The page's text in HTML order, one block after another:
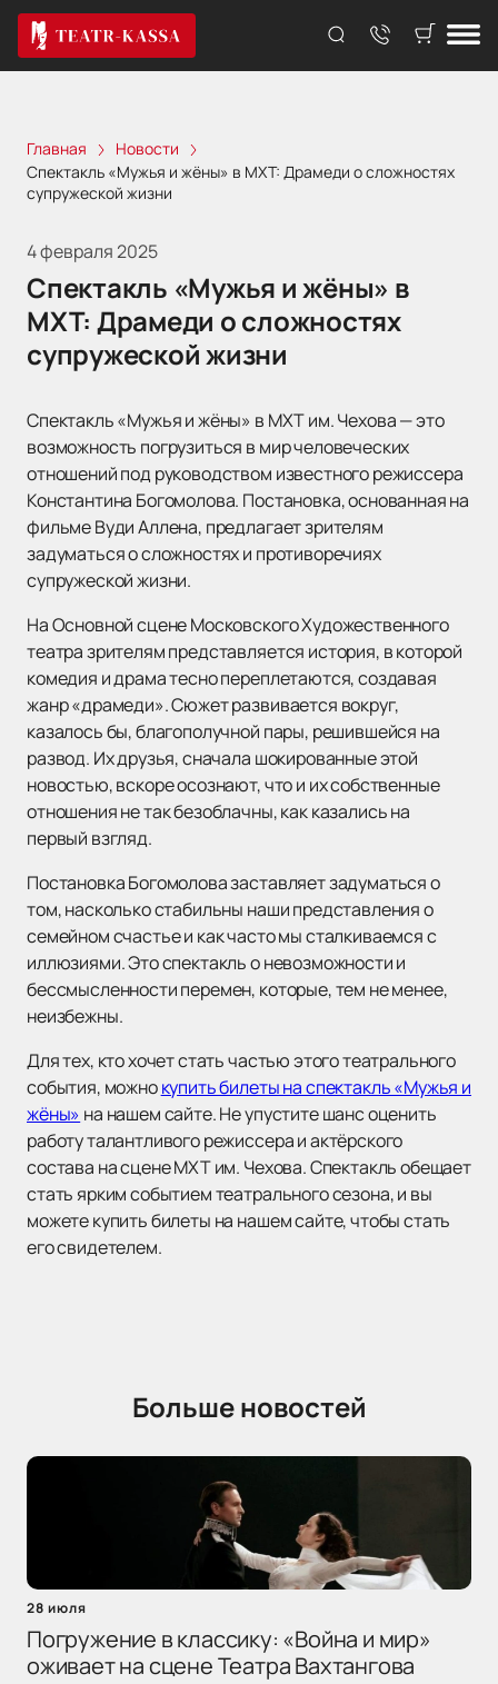
Главная
Новости
Спектакль «Мужья и жёны» в МХТ: Драмеди о сложностях
супружеской жизни
4 февраля 2025
Спектакль «Мужья и жёны» в
МХТ: Драмеди о сложностях
супружеской жизни
Спектакль «Мужья и жёны» в МХТ им. Чехова — это
возможность погрузиться в мир человеческих
отношений под руководством известного режиссера
Константина Богомолова. Постановка, основанная на
фильме Вуди Аллена, предлагает зрителям
задуматься о сложностях и противоречиях
супружеской жизни.
На Основной сцене Московского Художественного
театра зрителям представляется история, в которой
комедия и драма тесно переплетаются, создавая
жанр «драмеди». Сюжет развивается вокруг,
казалось бы, благополучной пары, решившейся на
развод. Их друзья, сначала шокированные этой
новостью, вскоре осознают, что и их собственные
отношения не так безоблачны, как казались на
первый взгляд.
Постановка Богомолова заставляет задуматься о
том, насколько стабильны наши представления о
семейном счастье и как часто мы сталкиваемся с
иллюзиями. Это спектакль о невозможности и
бессмысленности перемен, которые, тем не менее,
неизбежны.
Для тех, кто хочет стать частью этого театрального
события, можнокупить билеты на спектакль «Мужья и
жёны» на нашем сайте. Не упустите шанс оценить
работу талантливого режиссера и актёрского
состава на сцене МХТ им. Чехова. Спектакль обещает
стать ярким событием театрального сезона, и вы
можете купить билеты на нашем сайте, чтобы стать
его свидетелем.
Больше новостей
28 июля
Погружение в классику: «Война и мир»
оживает на сцене Театра Вахтангова